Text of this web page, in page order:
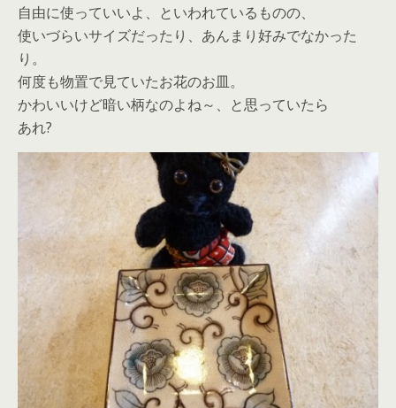
自由に使っていいよ、といわれているものの、
使いづらいサイズだったり、あんまり好みでなかった
り。
何度も物置で見ていたお花のお皿。
かわいいけど暗い柄なのよね～、と思っていたら
あれ?